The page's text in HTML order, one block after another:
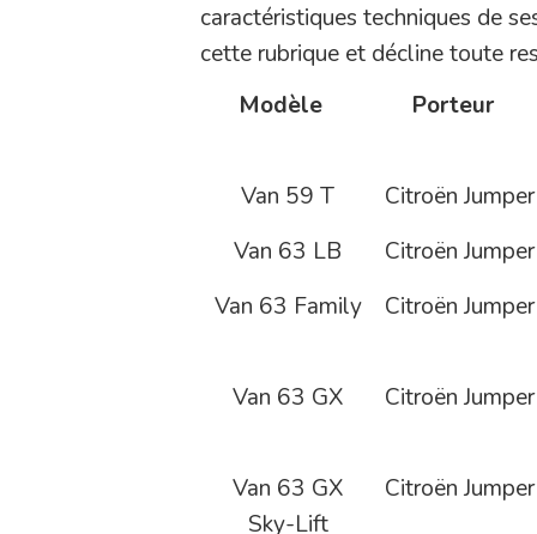
caractéristiques techniques de
cette rubrique et décline toute
Modèle
Porteur
Van 59 T
Citroën Jumper
Van 63 LB
Citroën Jumper
Van 63 Family
Citroën Jumper
Van 63 GX Citroën Jumper
Van 63 GX
Sky-Lift
Citroën Jumper